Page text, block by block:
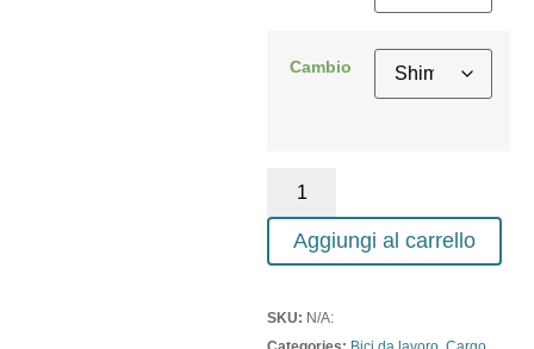
Cambio
Aggiungi al carrello
SKU: N/A: